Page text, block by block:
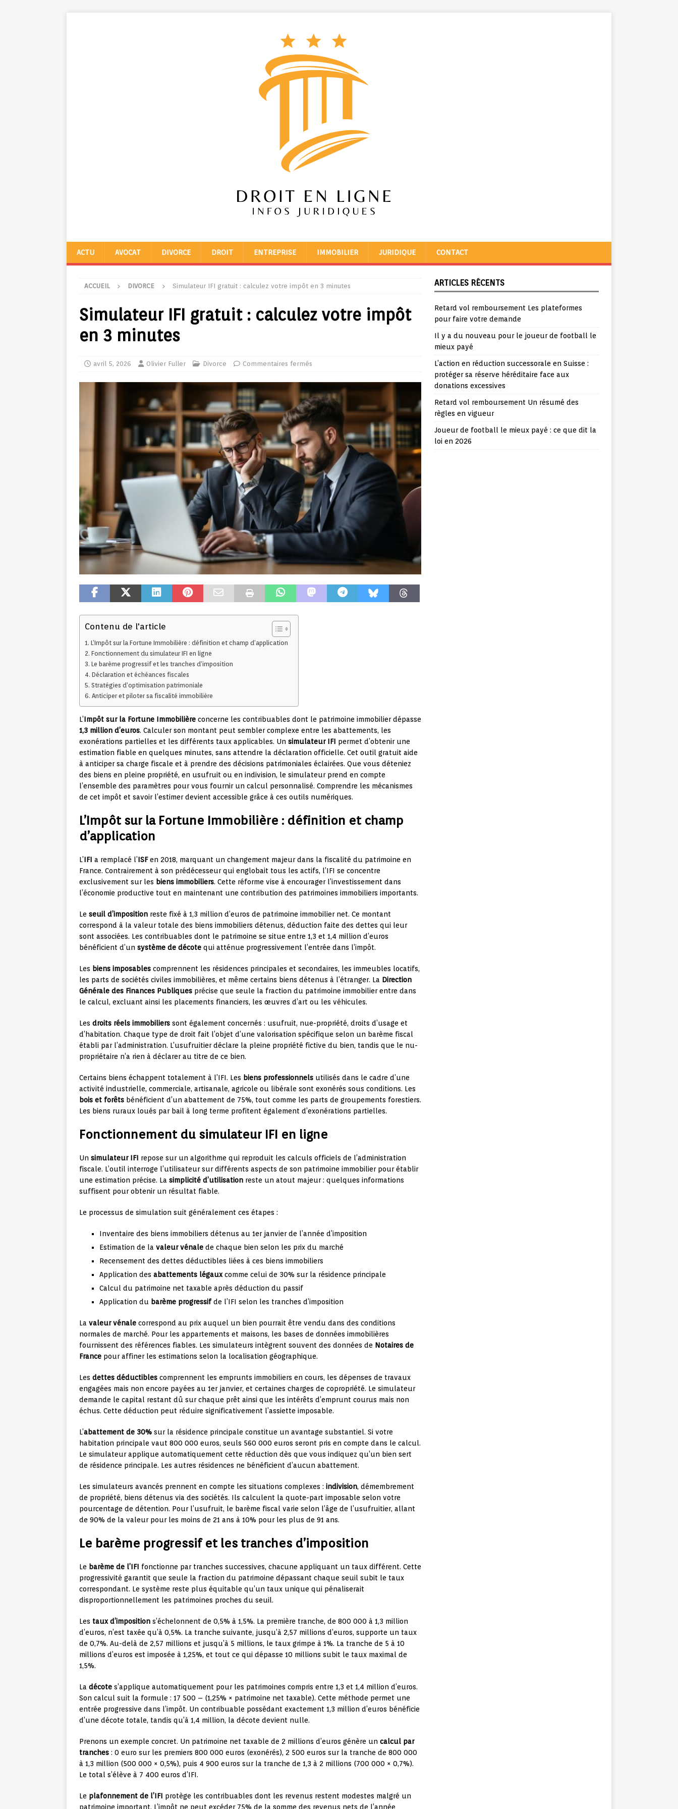
ACTU AVOCAT DIVORCE DROIT ENTREPRISE IMMOBILIER JURIDIQUE CONTACT
ACCUEIL DIVORCE Simulateur IFI gratuit : calculez votre impôt en 3 minutes
Simulateur IFI gratuit : calculez votre impôt
en 3 minutes
avril 5, 2026 Olivier Fuller Divorce Commentaires fermés
Contenu de l'article
L’Impôt sur la Fortune Immobilière : définition et champ d’application
Fonctionnement du simulateur IFI en ligne
Le barème progressif et les tranches d’imposition
Déclaration et échéances fiscales
Stratégies d’optimisation patrimoniale
Anticiper et piloter sa fiscalité immobilière
L’Impôt sur la Fortune Immobilière concerne les contribuables dont le patrimoine immobilier dépasse
1,3 million d’euros. Calculer son montant peut sembler complexe entre les abattements, les
exonérations partielles et les différents taux applicables. Un simulateur IFI permet d’obtenir une
estimation fiable en quelques minutes, sans attendre la déclaration officielle. Cet outil gratuit aide
à anticiper sa charge fiscale et à prendre des décisions patrimoniales éclairées. Que vous déteniez
des biens en pleine propriété, en usufruit ou en indivision, le simulateur prend en compte
l’ensemble des paramètres pour vous fournir un calcul personnalisé. Comprendre les mécanismes
de cet impôt et savoir l’estimer devient accessible grâce à ces outils numériques.
L’Impôt sur la Fortune Immobilière : définition et champ
d’application
L’IFI a remplacé l’ISFen 2018, marquant un changement majeur dans la fiscalité du patrimoine en
France. Contrairement à son prédécesseur qui englobait tous les actifs, l’IFI se concentre
exclusivement sur les biens immobiliers. Cette réforme vise à encourager l’investissement dans
l’économie productive tout en maintenant une contribution des patrimoines immobiliers importants.
Le seuil d’imposition reste fixé à 1,3 million d’euros de patrimoine immobilier net. Ce montant
correspond à la valeur totale des biens immobiliers détenus, déduction faite des dettes qui leur
sont associées. Les contribuables dont le patrimoine se situe entre 1,3 et 1,4 million d’euros
bénéficient d’un système de décote qui atténue progressivement l’entrée dans l’impôt.
Les biens imposables comprennent les résidences principales et secondaires, les immeubles locatifs,
les parts de sociétés civiles immobilières, et même certains biens détenus à l’étranger. La Direction
Générale des Finances Publiques précise que seule la fraction du patrimoine immobilier entre dans
le calcul, excluant ainsi les placements financiers, les œuvres d’art ou les véhicules.
Les droits réels immobiliers sont également concernés : usufruit, nue-propriété, droits d’usage et
d’habitation. Chaque type de droit fait l’objet d’une valorisation spécifique selon un barème fiscal
établi par l’administration. L’usufruitier déclare la pleine propriété fictive du bien, tandis que le nu-
propriétaire n’a rien à déclarer au titre de ce bien.
Certains biens échappent totalement à l’IFI. Les biens professionnels utilisés dans le cadre d’une
activité industrielle, commerciale, artisanale, agricole ou libérale sont exonérés sous conditions. Les
bois et forêts bénéficient d’un abattement de 75%, tout comme les parts de groupements forestiers.
Les biens ruraux loués par bail à long terme profitent également d’exonérations partielles.
Fonctionnement du simulateur IFI en ligne
Un simulateur IFI repose sur un algorithme qui reproduit les calculs officiels de l’administration
fiscale. L’outil interroge l’utilisateur sur différents aspects de son patrimoine immobilier pour établir
une estimation précise. La simplicité d’utilisation reste un atout majeur : quelques informations
suffisent pour obtenir un résultat fiable.
Le processus de simulation suit généralement ces étapes :
Inventaire des biens immobiliers détenus au 1er janvier de l’année d’imposition
Estimation de la valeur vénale de chaque bien selon les prix du marché
Recensement des dettes déductibles liées à ces biens immobiliers
Application des abattements légauxcomme celui de 30% sur la résidence principale
Calcul du patrimoine net taxable après déduction du passif
Application du barème progressifde l’IFI selon les tranches d’imposition
La valeur vénale correspond au prix auquel un bien pourrait être vendu dans des conditions
normales de marché. Pour les appartements et maisons, les bases de données immobilières
fournissent des références fiables. Les simulateurs intègrent souvent des données de Notaires de
France pour affiner les estimations selon la localisation géographique.
Les dettes déductibles comprennent les emprunts immobiliers en cours, les dépenses de travaux
engagées mais non encore payées au 1er janvier, et certaines charges de copropriété. Le simulateur
demande le capital restant dû sur chaque prêt ainsi que les intérêts d’emprunt courus mais non
échus. Cette déduction peut réduire significativement l’assiette imposable.
L’abattement de 30% sur la résidence principale constitue un avantage substantiel. Si votre
habitation principale vaut 800 000 euros, seuls 560 000 euros seront pris en compte dans le calcul.
Le simulateur applique automatiquement cette réduction dès que vous indiquez qu’un bien sert
de résidence principale. Les autres résidences ne bénéficient d’aucun abattement.
Les simulateurs avancés prennent en compte les situations complexes : indivision, démembrement
de propriété, biens détenus via des sociétés. Ils calculent la quote-part imposable selon votre
pourcentage de détention. Pour l’usufruit, le barème fiscal varie selon l’âge de l’usufruitier, allant
de 90% de la valeur pour les moins de 21 ans à 10% pour les plus de 91 ans.
Le barème progressif et les tranches d’imposition
Le barème de l’IFI fonctionne par tranches successives, chacune appliquant un taux différent. Cette
progressivité garantit que seule la fraction du patrimoine dépassant chaque seuil subit le taux
correspondant. Le système reste plus équitable qu’un taux unique qui pénaliserait
disproportionnellement les patrimoines proches du seuil.
Les taux d’imposition s’échelonnent de 0,5% à 1,5%. La première tranche, de 800 000 à 1,3 million
d’euros, n’est taxée qu’à 0,5%. La tranche suivante, jusqu’à 2,57 millions d’euros, supporte un taux
de 0,7%. Au-delà de 2,57 millions et jusqu’à 5 millions, le taux grimpe à 1%. La tranche de 5 à 10
millions d’euros est imposée à 1,25%, et tout ce qui dépasse 10 millions subit le taux maximal de
1,5%.
La décote s’applique automatiquement pour les patrimoines compris entre 1,3 et 1,4 million d’euros.
Son calcul suit la formule : 17 500 – (1,25% × patrimoine net taxable). Cette méthode permet une
entrée progressive dans l’impôt. Un contribuable possédant exactement 1,3 million d’euros bénéficie
d’une décote totale, tandis qu’à 1,4 million, la décote devient nulle.
Prenons un exemple concret. Un patrimoine net taxable de 2 millions d’euros génère un calcul par
tranches : 0 euro sur les premiers 800 000 euros (exonérés), 2 500 euros sur la tranche de 800 000
à 1,3 million (500 000 × 0,5%), puis 4 900 euros sur la tranche de 1,3 à 2 millions (700 000 × 0,7%).
Le total s’élève à 7 400 euros d’IFI.
Le plafonnement de l’IFI protège les contribuables dont les revenus restent modestes malgré un
patrimoine important. L’impôt ne peut excéder 75% de la somme des revenus nets de l’année
ARTICLES RÉCENTS
Retard vol remboursement Les plateformes
pour faire votre demande
Il y a du nouveau pour le joueur de football le
mieux payé
L’action en réduction successorale en Suisse :
protéger sa réserve héréditaire face aux
donations excessives
Retard vol remboursement Un résumé des
règles en vigueur
Joueur de football le mieux payé : ce que dit la
loi en 2026